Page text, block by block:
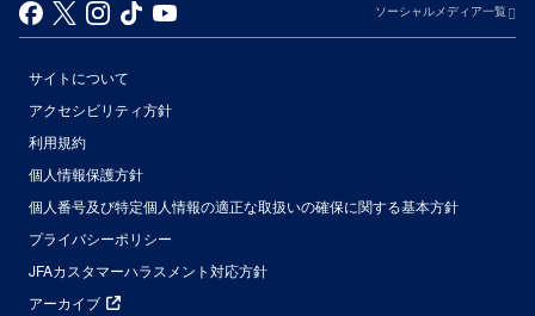
ソーシャルメディア一覧
サイトについて
アクセシビリティ方針
利用規約
個人情報保護方針
個人番号及び特定個人情報の適正な取扱いの確保に関する基本方針
プライバシーポリシー
JFAカスタマーハラスメント対応方針
アーカイブ